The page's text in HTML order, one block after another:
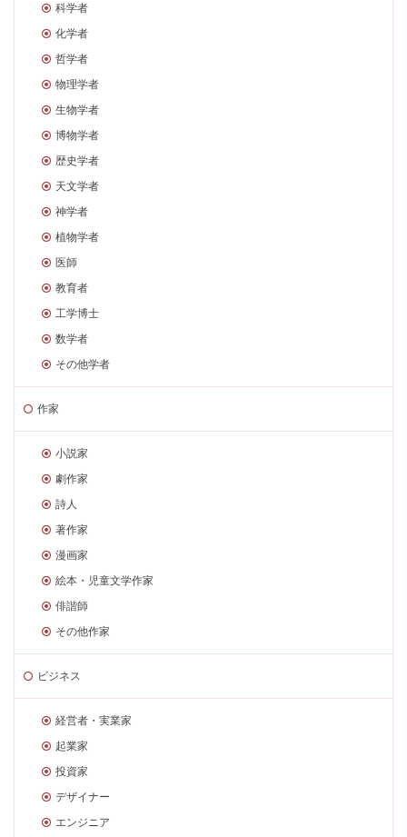
科学者
化学者
哲学者
物理学者
生物学者
博物学者
歴史学者
天文学者
神学者
植物学者
医師
教育者
工学博士
数学者
その他学者
作家
小説家
劇作家
詩人
著作家
漫画家
絵本・児童文学作家
俳諧師
その他作家
ビジネス
経営者・実業家
起業家
投資家
デザイナー
エンジニア